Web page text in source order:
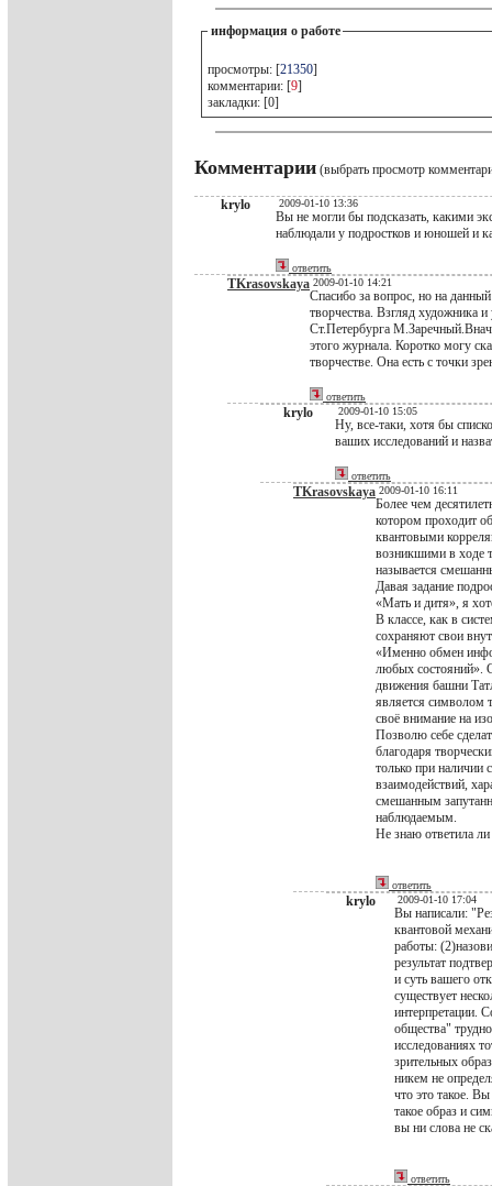
информация о работе
просмотры: [21350]
комментарии: [9]
закладки: [0]
Комментарии (выбрать просмотр
krylo 2009-01-10 13:36
Вы не могли бы подсказать, какими
наблюдали у подростков и юношей и
ответить
TKrasovskaya 2009-01-10 14:21
Спасибо за вопрос, но на
творчества. Взгляд художника
Ст.Петербурга
этого журнала. Коротко могу
творчестве. Она есть с точки
ответить
krylo 2009-01-10 15:05
Ну, все-таки, хотя бы
ваших исследований и
ответить
TKrasovskaya 2009-01-10 16:11
Более чем
котором проходит
квантовыми
возникшими в ходе
называется
Давая задание
«Мать и дитя», я
В классе, как в
сохраняют свои
«Именно обмен
любых состояний».
движения башни
является символом
своё внимание на
Позволю себе
благодаря
только при
взаимодействий,
смешанным
наблюдаемым.
Не знаю ответила
ответить
krylo 2009-01-10 17:04
Вы написали:
квантовой
работы:
результат
и суть вашего
существует
интерпретации.
общества"
исследованиях
зрительных
никем не
что это такое.
такое образ и
вы ни слова не
ответить